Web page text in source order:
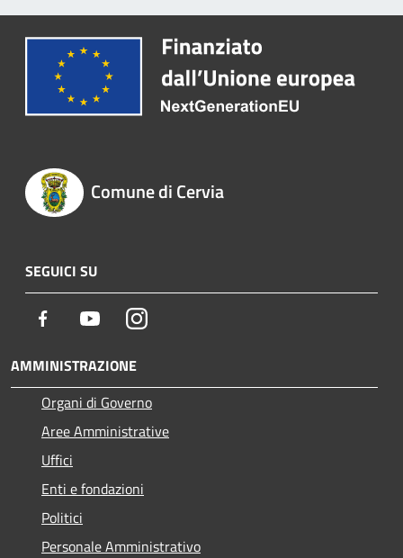
Comune di Cervia
SEGUICI SU
Facebook YoutubeInstagram
AMMINISTRAZIONE
Organi di Governo
Aree Amministrative
Uffici
Enti e fondazioni
Politici
Personale Amministrativo